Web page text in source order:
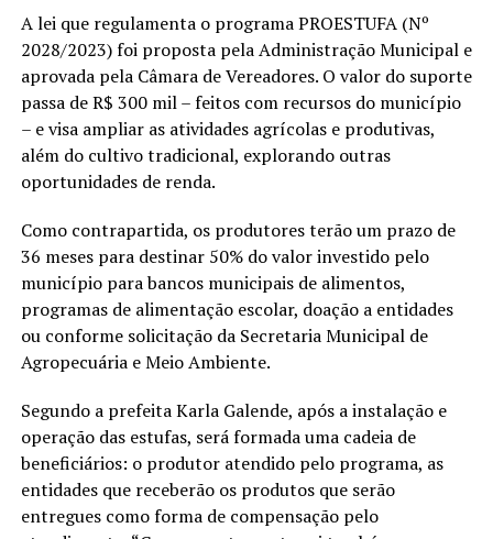
A lei que regulamenta o programa PROESTUFA (Nº
2028/2023) foi proposta pela Administração Municipal e
aprovada pela Câmara de Vereadores. O valor do suporte
passa de R$ 300 mil – feitos com recursos do município
– e visa ampliar as atividades agrícolas e produtivas,
além do cultivo tradicional, explorando outras
oportunidades de renda.
Como contrapartida, os produtores terão um prazo de
36 meses para destinar 50% do valor investido pelo
município para bancos municipais de alimentos,
programas de alimentação escolar, doação a entidades
ou conforme solicitação da Secretaria Municipal de
Agropecuária e Meio Ambiente.
Segundo a prefeita Karla Galende, após a instalação e
operação das estufas, será formada uma cadeia de
beneficiários: o produtor atendido pelo programa, as
entidades que receberão os produtos que serão
entregues como forma de compensação pelo